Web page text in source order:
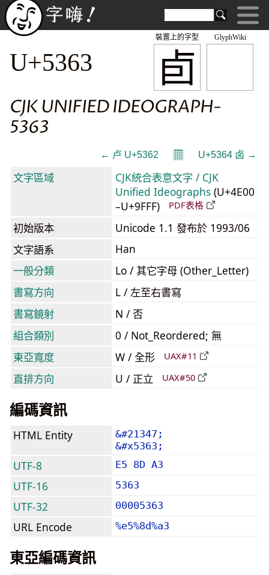
GlyphWiki
卣
裝置上的字型
U+5363
CJK UNIFIED IDEOGRAPH-
5363
← 卢 U+5362 𝄜 U+5364 卤 →
文字區域
CJK統合表意文字 / CJK
Unified Ideographs (U+4E00
–U+9FFF)
PDF表格
初始版本
Unicode 1.1 發布於 1993/06
文字語系
Han
一般分類
Lo / 其它字母 (Other_Letter)
書寫方向
L / 左至右書寫
書寫鏡射
N / 否
組合類別
0 / Not_Reordered; 無
東亞寬度
W / 全形 UAX#11
直排方向 U / 正立 UAX#50
編碼資訊
HTML Entity
&#21347;
&#x5363;
UTF-8 E5 8D A3
UTF-16 5363
UTF-32 00005363
URL Encode %e5%8d%a3
東亞編碼資訊